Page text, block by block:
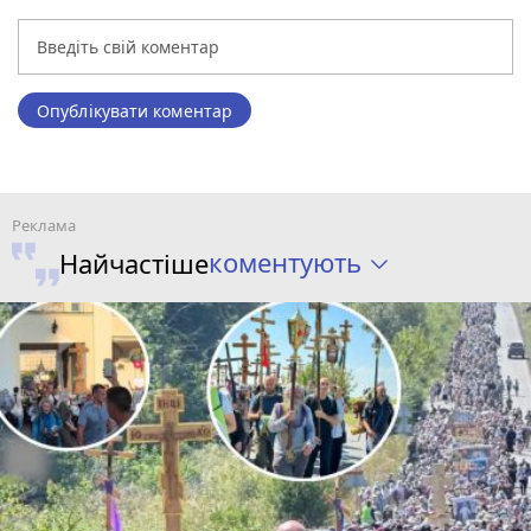
Опублікувати коментар
Найчастішекоментують